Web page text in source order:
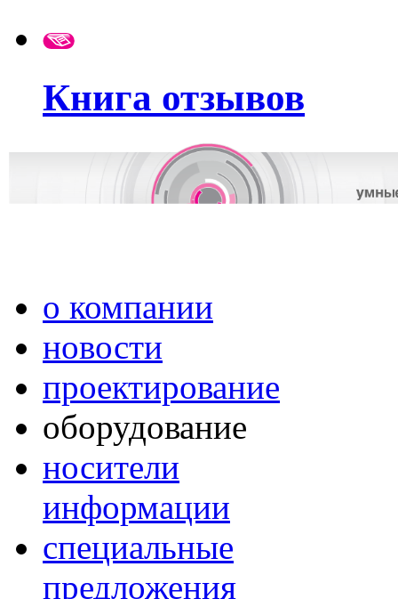
Книга отзывов
о компании
новости
проектирование
оборудование
носители
информации
специальные
предложения